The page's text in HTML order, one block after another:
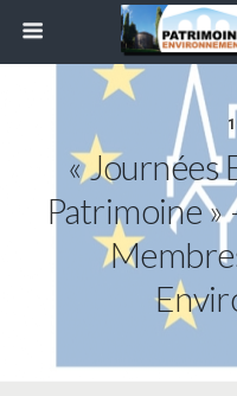
« Journées
Patrimoine »